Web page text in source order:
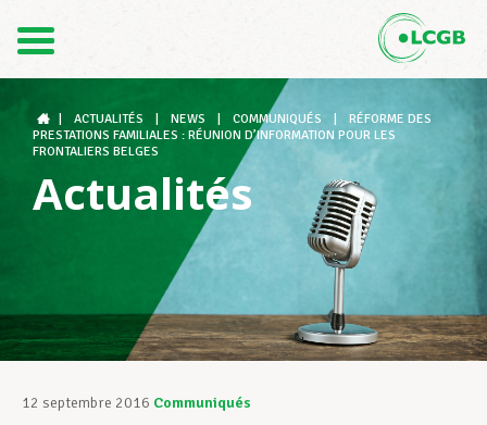
DE
Le LCGB
Structures syndicales
Assistance au Travail
ACTUALITÉS NEWS COMMUNIQUÉS
RÉFORME DES
PRESTATIONS FAMILIALES : RÉUNION D’INFORMATION POUR LES
FRONTALIERS BELGES
Actualités
12 septembre 2016 Communiqués